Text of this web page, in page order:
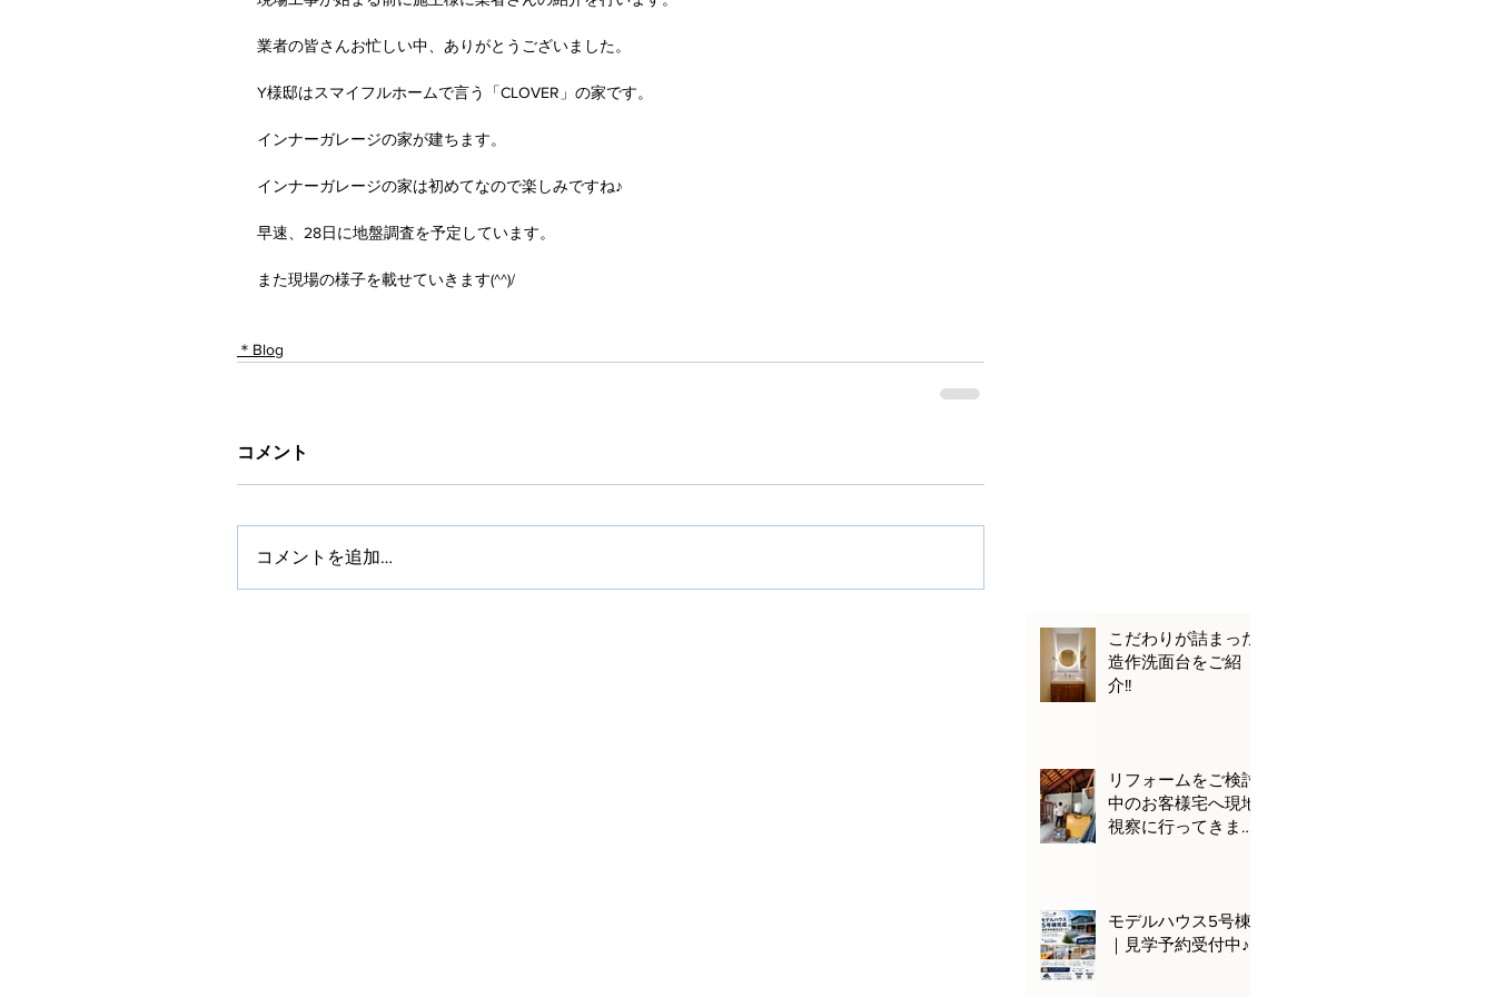
業者の皆さんお忙しい中、ありがとうございました。
Y様邸はスマイフルホームで言う「CLOVER」の家です。
インナーガレージの家が建ちます。
インナーガレージの家は初めてなので楽しみですね♪
早速、28日に地盤調査を予定しています。
また現場の様子を載せていきます(^^)/
＊Blog
コメント
コメントを追加…
こだわりが詰まった
造作洗面台をご紹
介!!
リフォームをご検討
中のお客様宅へ現地
視察に行ってきまし
モデルハウス5号棟
｜見学予約受付中♪